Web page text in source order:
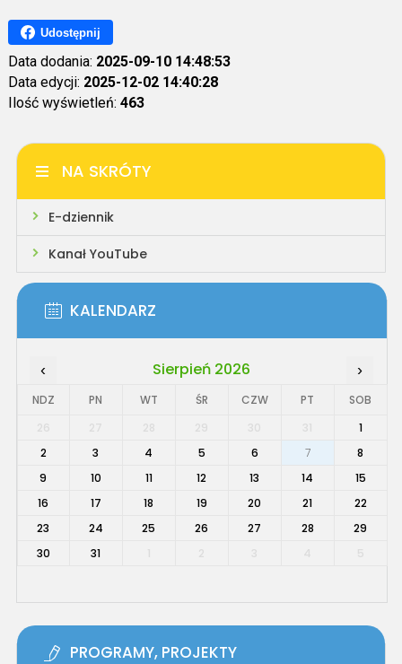
Udostępnij
Data dodania: 2025-09-10 14:48:53
Data edycji: 2025-12-02 14:40:28
Ilość wyświetleń: 463
NA SKRÓTY
E-dziennik
Kanał YouTube
KALENDARZ
‹ Sierpień 2026 ›
NDZ PN WT ŚR CZW PT
SOB
1
2
3 4 5 6 7
8
9
10 11 12 13 14
15
16
17 18 19 20 21
22
23
24 25 26 27 28
29
30
31
PROGRAMY, PROJEKTY